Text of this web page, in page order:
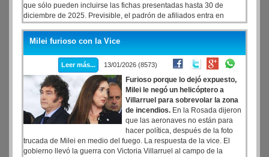
que sólo pueden incluirse las fichas presentadas hasta 30 de
diciembre de 2025. Previsible, el padrón de afiliados entra en
escena en la antesala de una discusión que tendrá su punto más
caliente el 7 de febrero. En el último minuto de ese día vence el
plazo para la presentación de candidatos.
Milei furioso con la Vice
Leer más... 13/01/2026 (8573)
Furioso porque lo dejó expuesto,
Milei le negó un helicóptero a
Villarruel para sobrevolar la zona
de incendios. En la Rosada dijeron
que las aeronaves no están para
hacer política, después de la foto
trucada de Milei en medio del fuego. La respuesta de la vice. El
gobierno llevó la guerra con Victoria Villarruel al campo de la